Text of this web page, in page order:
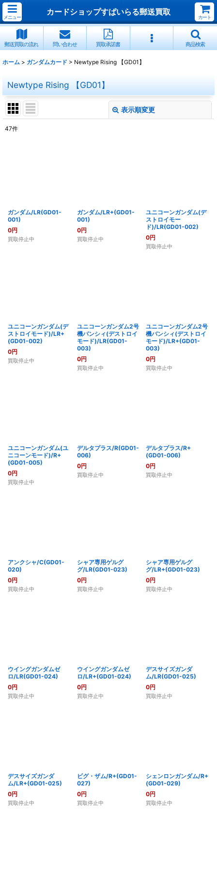
メニュー
カードショップすぱいらる郵送買取
カート
郵送買取の流れ 問い合わせ 買取承諾書 商品検索
ホーム > ガンダムカード > Newtype Rising 【GD01】
Newtype Rising 【GD01】
表示順変更
47件
ガンダム/LR(GD01-
001)
0円
買取停止中
ガンダム/LR+(GD01-
001)
0円
買取停止中
ユニコーンガンダム(デ
ストロイモー
ド)/LR(GD01-002)
0円
買取停止中
ユニコーンガンダム(デ
ストロイモード)/LR+
(GD01-002)
0円
買取停止中
ユニコーンガンダム2号
機バンシィ(デストロイ
モード)/LR(GD01-
003)
0円
買取停止中
ユニコーンガンダム2号
機バンシィ(デストロイ
モード)/LR+(GD01-
003)
0円
買取停止中
ユニコーンガンダム(ユ
ニコーンモード)/R+
(GD01-005)
0円
買取停止中
デルタプラス/R(GD01-
006)
0円
買取停止中
デルタプラス/R+
(GD01-006)
0円
買取停止中
アンクシャ/C(GD01-
020)
0円
買取停止中
シャア専用ゲルグ
グ/LR(GD01-023)
0円
買取停止中
シャア専用ゲルグ
グ/LR+(GD01-023)
0円
買取停止中
ウイングガンダムゼ
ロ/LR(GD01-024)
0円
買取停止中
ウイングガンダムゼ
ロ/LR+(GD01-024)
0円
買取停止中
デスサイズガンダ
ム/LR(GD01-025)
0円
買取停止中
デスサイズガンダ
ム/LR+(GD01-025)
0円
買取停止中
ビグ・ザム/R+(GD01-
027)
0円
買取停止中
シェンロンガンダム/R+
(GD01-029)
0円
買取停止中